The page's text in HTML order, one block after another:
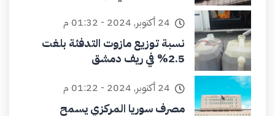
24 أكتوبر, 2024 - 01:32 م
نسبة توزيع مازوت التدفئة بلغت
2.5% في ريف دمشق
24 أكتوبر, 2024 - 01:22 م
مصرف سوريا المركزي يسمح